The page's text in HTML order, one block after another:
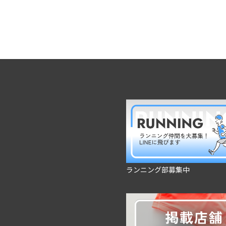
ランニング部募集中